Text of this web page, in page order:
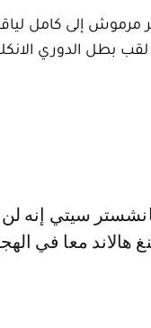
إلى كامل
بطل الدوري
إرلينغ هالاند معا في